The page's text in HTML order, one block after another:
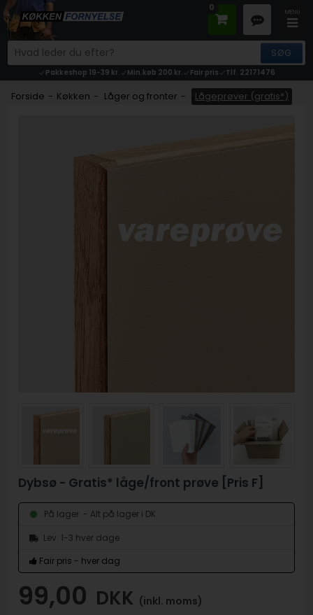
Pakkeshop 19-39 kr. Min.køb 200 kr. Fair pris Tlf. 22171476
0
Forside - Køkken - Låger og fronter - Lågeprøver (gratis*)
Dybsø - Gratis* låge/front prøve [Pris F]
På lager - Alt på lager i DK
Lev. 1-3 hver dage
Fair pris - hver dag
99,00 DKK (inkl. moms)